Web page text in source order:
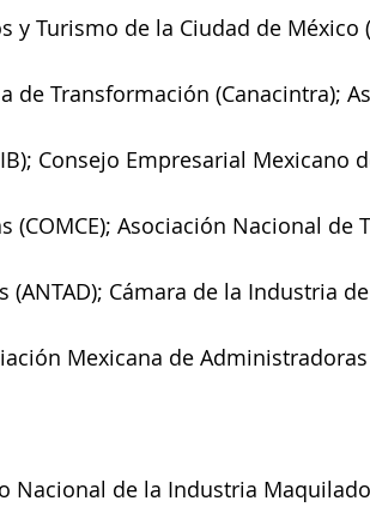
y Turismo de la Ciudad de México
de Transformación (Canacintra);
Consejo Empresarial Mexicano
(COMCE); Asociación Nacional de
Cámara de la Industria
Mexicana de
Nacional de la Industria